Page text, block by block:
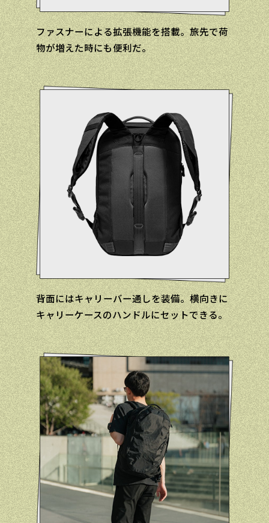
ファスナーによる拡張機能を搭載。旅先で荷
物が増えた時にも便利だ。
背面にはキャリーバー通しを装備。横向きに
キャリーケースのハンドルにセットできる。